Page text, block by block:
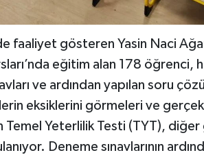
faaliyet gösteren Yasin Naci
eğitim alan 178 öğrenci,
ve ardından yapılan soru
eksiklerini görmeleri ve
Temel Yeterlilik Testi (TYT),
Deneme sınavlarının